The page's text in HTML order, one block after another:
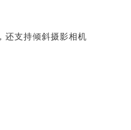
还支持倾斜摄影相机